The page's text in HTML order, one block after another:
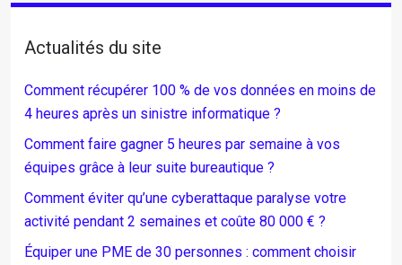
Actualités du site
Comment récupérer 100 % de vos données en moins de
4 heures après un sinistre informatique ?
Comment faire gagner 5 heures par semaine à vos
équipes grâce à leur suite bureautique ?
Comment éviter qu’une cyberattaque paralyse votre
activité pendant 2 semaines et coûte 80 000 € ?
Équiper une PME de 30 personnes : comment choisir